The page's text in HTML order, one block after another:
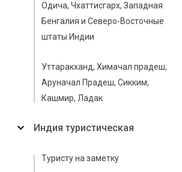
Одича, Чхаттисгарх, Западная
Бенгалия и Северо-Восточные
штаты Индии
Уттаракханд, Химачал прадеш,
Аруначал Прадеш, Сикким,
Кашмир, Ладак
Индия туристическая
Туристу на заметку